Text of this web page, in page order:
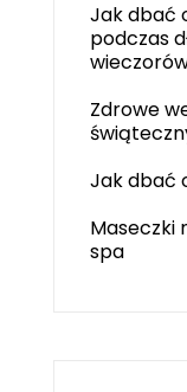
Jak dbać
podczas
Zdrowe
Jak dbać
Maseczki
spa